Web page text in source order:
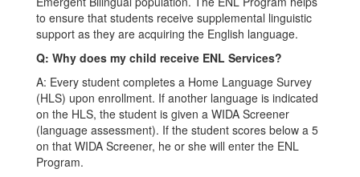
to ensure that students receive supplemental linguistic
support as they are acquiring the English language.
Q: Why does my child receive ENL Services?
A: Every student completes a Home Language Survey
(HLS) upon enrollment. If another language is indicated
on the HLS, the student is given a WIDA Screener
(language assessment). If the student scores below a 5
on that WIDA Screener, he or she will enter the ENL
Program.